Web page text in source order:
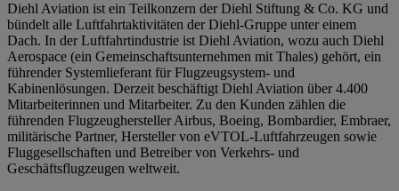
Diehl Aviation ist ein Teilkonzern der Diehl Stiftung & Co. KG und
bündelt alle Luftfahrtaktivitäten der Diehl-Gruppe unter einem
Dach. In der Luftfahrtindustrie ist Diehl Aviation, wozu auch Diehl
Aerospace (ein Gemeinschaftsunternehmen mit Thales) gehört, ein
führender Systemlieferant für Flugzeugsystem- und
Kabinenlösungen. Derzeit beschäftigt Diehl Aviation über 4.400
Mitarbeiterinnen und Mitarbeiter. Zu den Kunden zählen die
führenden Flugzeughersteller Airbus, Boeing, Bombardier, Embraer,
militärische Partner, Hersteller von eVTOL-Luftfahrzeugen sowie
Fluggesellschaften und Betreiber von Verkehrs- und
Geschäftsflugzeugen weltweit.